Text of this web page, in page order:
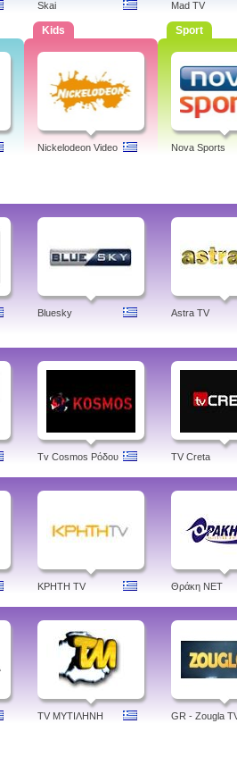
Skai Mad TV
Kids
Nickelodeon Video
Sport
Nova Sports
Bluesky Astra TV
Tv Cosmos Ρόδου TV Creta
ΚΡΗΤΗ TV Θράκη NET
TV ΜΥΤΙΛΗΝΗ GR - Zougla